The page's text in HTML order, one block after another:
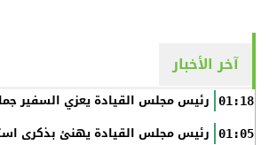
آخر الأخبار
01:18 رئيس مجلس القيادة يعزي السفير
01:05 رئيس مجلس القيادة يهنئ بذكرى